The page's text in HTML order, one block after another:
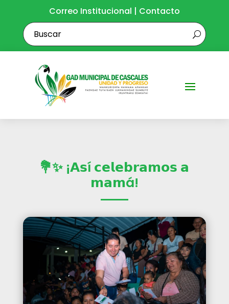
Correo Institucional | Contacto
💐✨ ¡𝗔𝘀í 𝗰𝗲𝗹𝗲𝗯𝗿𝗮𝗺𝗼𝘀 𝗮
𝗺𝗮𝗺á!